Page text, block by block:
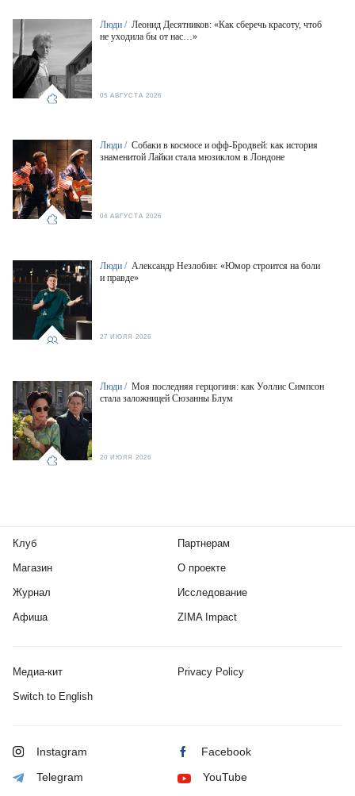
Люди / Леонид Десятников: «Как сберечь красоту, чтоб
не уходила бы от нас…»
05 АВГУСТА 2026
Люди / Собаки в космосе и офф-Бродвей: как история
знаменитой Лайки стала мюзиклом в Лондоне
04 АВГУСТА 2026
Люди / Александр Незлобин: «Юмор строится на боли
и правде»
27 ИЮЛЯ 2026
Люди / Моя последняя герцогиня: как Уоллис Симпсон
стала заложницей Сюзанны Блум
20 ИЮЛЯ 2026
Клуб
Магазин
Журнал
Афиша
Партнерам
О проекте
Исследование
ZIMA Impact
Медиа-кит Privacy Policy
Switch to English
Instagram Facebook
Telegram YouTube